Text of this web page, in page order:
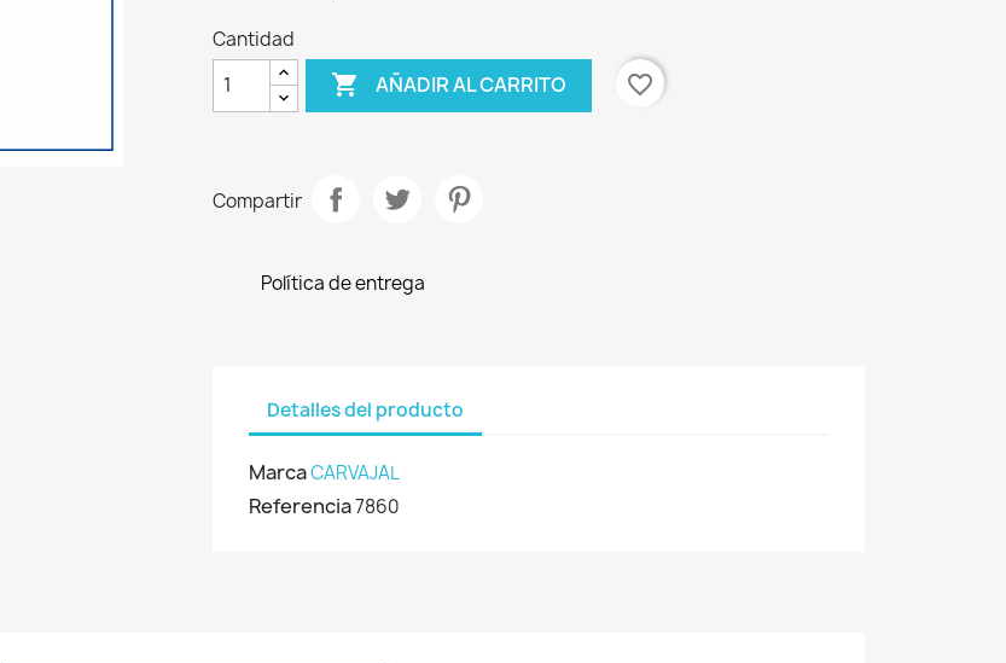
Cantidad
 AÑADIR AL CARRITO favorite_border
Compartir
Política de entrega
Detalles del producto
MarcaCARVAJAL
Referencia7860